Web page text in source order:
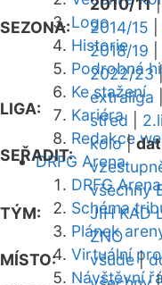
Logo
Historie
Podrobná
Ke stažení
Kariéra
Redakce
DRFG Arena
DRFG Arena
Schéma
Plánek
Virtuální
Návštěvní
SEZONA:
2010/11
2014/15
2018/19
2022/23
LIGA:
extraliga
střed
SEŘADIT:
kolo|
TÝM:
všechny
JIH KAD
ZNO
MÍSTO:
všude|